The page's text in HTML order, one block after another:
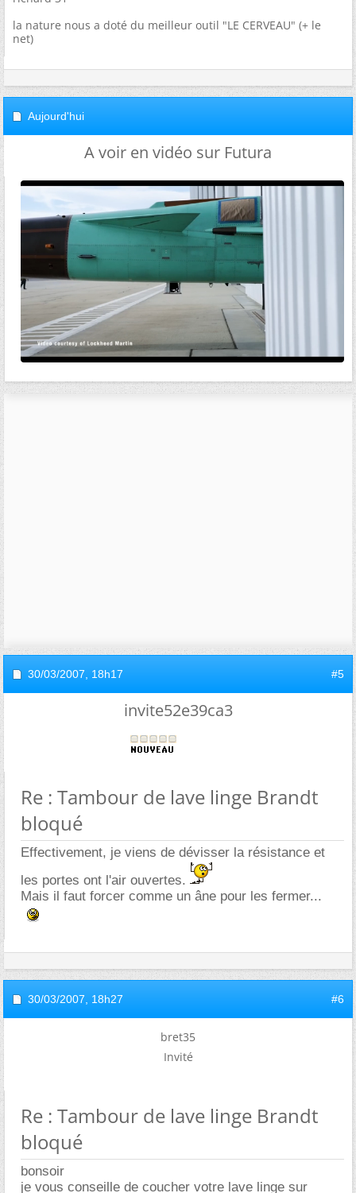
la nature nous a doté du meilleur outil "LE CERVEAU" (+ le
net)
Aujourd'hui
A voir en vidéo sur Futura
30/03/2007, 18h17 #5
invite52e39ca3
Re : Tambour de lave linge Brandt
bloqué
Effectivement, je viens de dévisser la résistance et
les portes ont l'air ouvertes.
Mais il faut forcer comme un âne pour les fermer...
30/03/2007, 18h27 #6
bret35
Invité
Re : Tambour de lave linge Brandt
bloqué
bonsoir
je vous conseille de coucher votre lave linge sur